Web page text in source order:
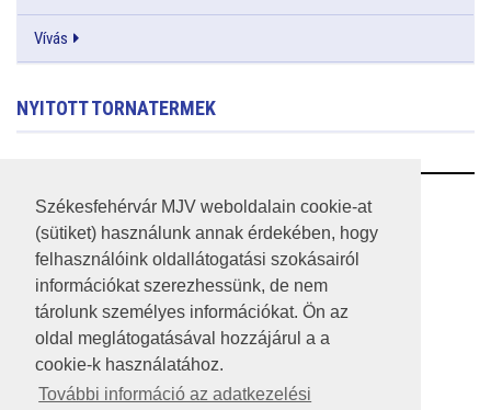
Székesfehérvár MJV weboldalain cookie-at
(sütiket) használunk annak érdekében, hogy
felhasználóink oldallátogatási szokásairól
információkat szerezhessünk, de nem
tárolunk személyes információkat. Ön az
oldal meglátogatásával hozzájárul a a
cookie-k használatához.
További információ az adatkezelési
Vívás
NYITOTT TORNATERMEK
RSS
A HONLAP 2017.03.31-I ÁLLAPOTA
JOGI NYILATKOZAT
IMPRESSZUM